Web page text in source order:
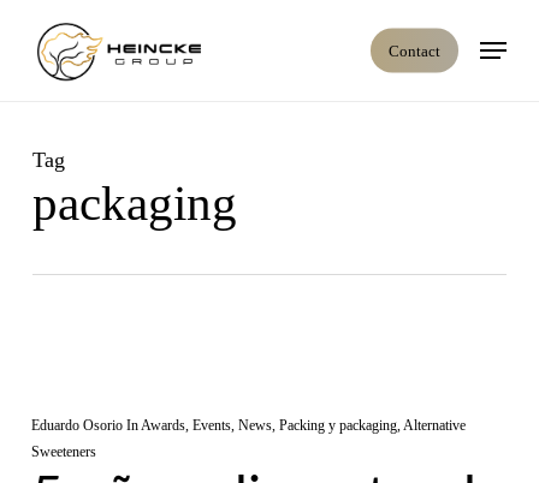
Contact
Menu
Tag
packaging
Eduardo Osorio InAwards, Events, News, Packing y packaging,Alternative
Sweeteners